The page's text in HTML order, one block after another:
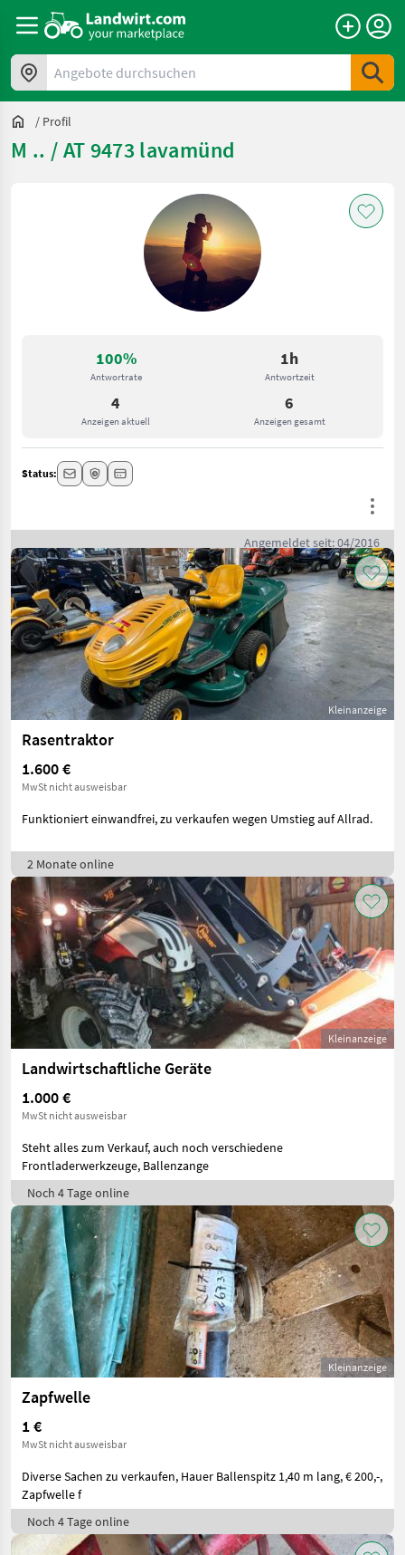
Angebote durchsuchen
/ Profil
M .. / AT 9473 lavamünd
100%
Antwortrate
1h
Antwortzeit
4
Anzeigen aktuell
6
Anzeigen gesamt
Status:
Angemeldet seit: 04/2016
Kleinanzeige
Rasentraktor
1.600 €
MwSt nicht ausweisbar
Funktioniert einwandfrei, zu verkaufen wegen Umstieg auf Allrad.
2 Monate online
Kleinanzeige
Landwirtschaftliche Geräte
1.000 €
MwSt nicht ausweisbar
Steht alles zum Verkauf, auch noch verschiedene
Frontladerwerkzeuge, Ballenzange
Noch 4 Tage online
Kleinanzeige
Zapfwelle
1 €
MwSt nicht ausweisbar
Diverse Sachen zu verkaufen, Hauer Ballenspitz 1,40 m lang, € 200,-,
Zapfwelle f
Noch 4 Tage online